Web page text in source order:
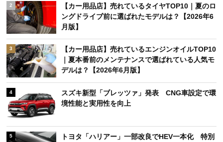
2
【カー用品店】売れているタイヤTOP10｜夏のロ
ングドライブ前に選ばれたモデルは？【2026年6
月版】
3
【カー用品店】売れているエンジンオイルTOP10
｜夏本番前のメンテナンスで選ばれている人気モ
デルは？【2026年6月版】
4
スズキ新型「ブレッツァ」発表 CNG車設定で環
境性能と実用性を向上
5
トヨタ「ハリアー」一部改良でHEV一本化 特別